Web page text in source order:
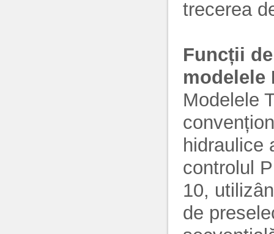
trecerea
Funcții
modelele
Modelele
hidraulice
controlul
10,
de